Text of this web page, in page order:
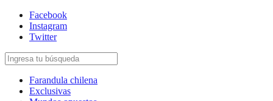
Facebook
Instagram
Twitter
Farandula chilena
Exclusivas